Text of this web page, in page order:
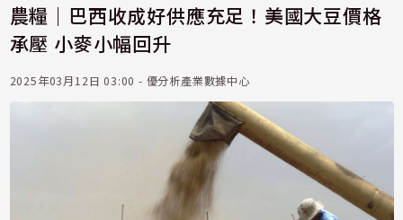
農糧｜巴西收成好供應充足！美國大豆價格
承壓 小麥小幅回升
2025年03月12日 03:00 - 優分析產業數據中心